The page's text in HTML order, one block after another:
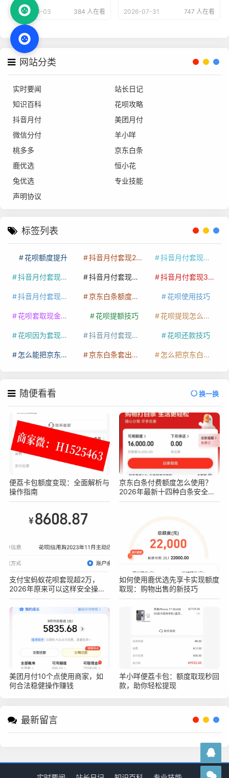
2026-08-03 384 人在看 2026-07-31 747 人在看
网站分类
实时要闻
站长日记
知识百科
花呗攻略
抖音月付
美团月付
微信分付
羊小咩
桃多多
京东白条
鹿优选
恒小花
兔优选
专业技能
声明协议
标签列表
花呗额度提升 抖音月付套现24小时接单 抖音月付套现怎么套
抖音月付套现多少手续费 抖音月付套现商家有哪些 抖音月付套现30秒技巧
抖音月付套现最新方法 京东白条额度提升 花呗使用技巧
花呗套取现金最佳方法 花呗提额技巧 花呗提现怎么操作
花呗因为套现被限额了这种情况要多久才会好 抖音月付套现秒回100起 花呗还款技巧
怎么能把京东白条额度钱套出来 京东白条套出来手续费多少 怎么把京东白条的钱取出来
随便看看 换一换
便荔卡包额度变现：全面解析与
操作指南
京东白条付费额度怎么使用？
2026年最新十四种白条安全操
作方法
支付宝蚂蚁花呗套现超2万，
2026年原来可以这样安全操作
不被查！真实亲测方法分享
如何使用鹿优选先享卡实现额度
取现：购物出售的新技巧
美团月付10个点使用商家，如
何合法稳健操作赚钱
羊小咩便荔卡包：额度取现秒回
款，助你轻松提现
最新留言